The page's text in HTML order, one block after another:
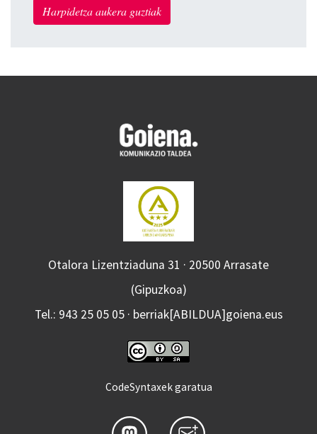
Harpidetza aukera guztiak
Otalora Lizentziaduna 31 · 20500 Arrasate
(Gipuzkoa)
Tel.: 943 25 05 05 · berriak[ABILDUA]goiena.eus
CodeSyntaxek garatua